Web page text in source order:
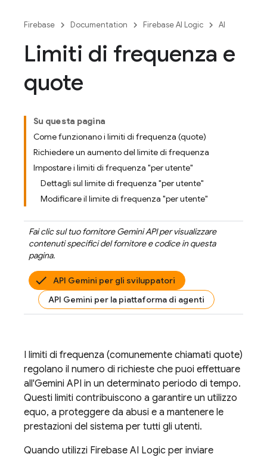
Firebase Documentation Firebase AI Logic AI
Limiti di frequenza e
quote
Su questa pagina
Come funzionano i limiti di frequenza (quote)
Richiedere un aumento del limite di frequenza
Impostare i limiti di frequenza "per utente"
Dettagli sul limite di frequenza "per utente"
Modificare il limite di frequenza "per utente"
Fai clic sul tuo fornitoreGemini APIper visualizzare
contenuti specifici del fornitore e codice in questa
pagina.
API Gemini per gli sviluppatori
API Gemini per la piattaforma di agenti
I limiti di frequenza (comunemente chiamati quote)
regolano il numero di richieste che puoi effettuare
all'Gemini API in un determinato periodo di tempo.
Questi limiti contribuiscono a garantire un utilizzo
equo, a proteggere da abusi e a mantenere le
prestazioni del sistema per tutti gli utenti.
Quando utilizzi Firebase AI Logic per inviare